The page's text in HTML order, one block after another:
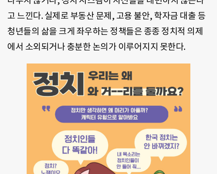
고 느낀다. 실제로 부동산 문제, 고용 불안, 학자금 대출 등
청년들의 삶을 크게 좌우하는 정책들은 종종 정치적 의제
에서 소외되거나 충분한 논의가 이루어지지 못한다.